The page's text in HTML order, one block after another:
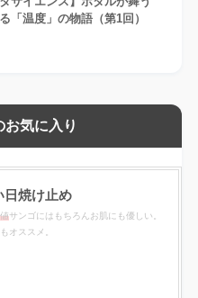
「温度」の物語（第1回）
お気に入り
日焼け止め
サンゴにはもちろんお肌にも優しい。
オススメ。